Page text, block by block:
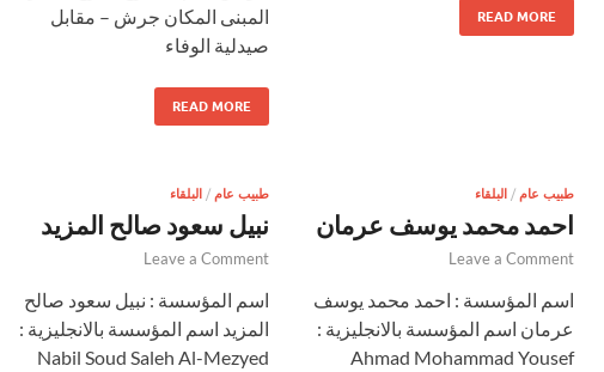
READ MORE
المبنى المكان جرش – مقابل
صيدلية الوفاء
READ MORE
طبيب عام / البلقاء
احمد محمد يوسف عرمان
Leave a Comment
اسم المؤسسة : احمد محمد يوسف
عرمان اسم المؤسسة بالانجليزية :
Ahmad Mohammad Yousef
طبيب عام / البلقاء
نبيل سعود صالح المزيد
Leave a Comment
اسم المؤسسة : نبيل سعود صالح
المزيد اسم المؤسسة بالانجليزية :
Nabil Soud Saleh Al-Mezyed